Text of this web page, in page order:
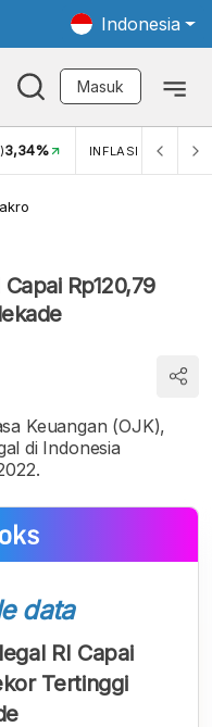
Indonesia
Masuk
3,34% INFLASI MOM
Rp120,79
Keuangan (OJK),
di Indonesia
data
RI Capai
Tertinggi